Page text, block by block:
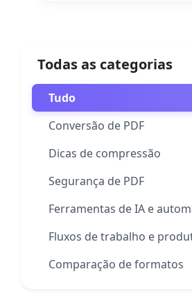
Todas as categorias
Tudo
Conversão de PDF
Dicas de compressão
Segurança de PDF
Ferramentas de IA e
Fluxos de trabalho e
Comparação de formatos